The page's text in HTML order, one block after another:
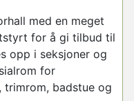
med en meget
for å gi tilbud til
opp i seksjoner og
for
trimrom, badstue og